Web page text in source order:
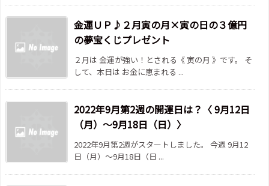
金運ＵＰ♪２月寅の月×寅の日の３億円
の夢宝くじプレゼント
２月は 金運が強い！とされる《 寅の月 》です。 そ
して、本日は お金に恵まれる ...
2022年9月第2週の開運日は？〈 9月12日
（月）～9月18日（日）〉
2022年9月第2週がスタートしました。 今週 9月12
日（月）～9月18日（日 ...